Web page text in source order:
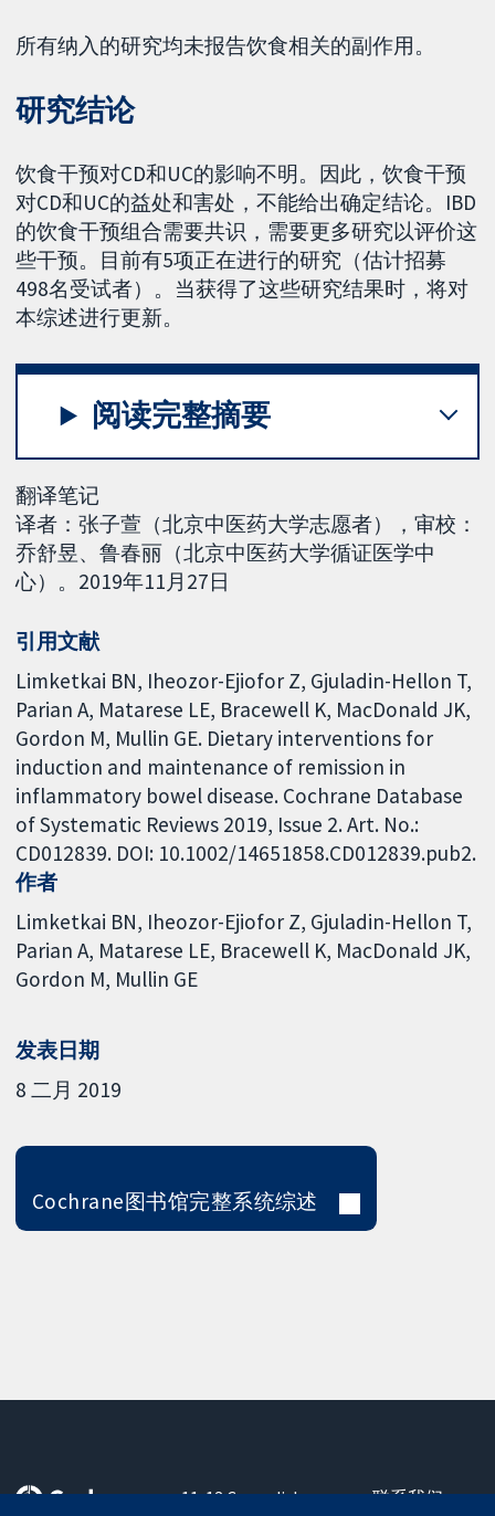
所有纳入的研究均未报告饮食相关的副作用。
研究结论
饮食干预对CD和UC的影响不明。因此，饮食干预
对CD和UC的益处和害处，不能给出确定结论。IBD
的饮食干预组合需要共识，需要更多研究以评价这
些干预。目前有5项正在进行的研究（估计招募
498名受试者）。当获得了这些研究结果时，将对
本综述进行更新。
阅读完整摘要
翻译笔记
译者：张子萱（北京中医药大学志愿者），审校：
乔舒昱、鲁春丽（北京中医药大学循证医学中
心）。2019年11月27日
引用文献
Limketkai BN, Iheozor-Ejiofor Z, Gjuladin-Hellon T,
Parian A, Matarese LE, Bracewell K, MacDonald JK,
Gordon M, Mullin GE. Dietary interventions for
induction and maintenance of remission in
inflammatory bowel disease. Cochrane Database
of Systematic Reviews 2019, Issue 2. Art. No.:
CD012839. DOI: 10.1002/14651858.CD012839.pub2.
作者
Limketkai BN Iheozor-Ejiofor Z Gjuladin-Hellon T
Parian A Matarese LE Bracewell K MacDonald JK
Gordon M Mullin GE
发表日期
8 二月 2019
Cochrane图书馆完整系统综述
11-13 Cavendish
联系我们